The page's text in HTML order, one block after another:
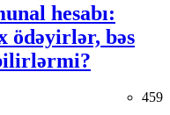
hesabı:
ödəyirlər, bəs
459